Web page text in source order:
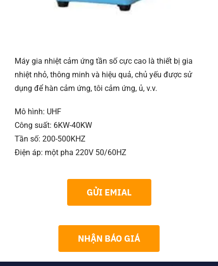
Máy gia nhiệt cảm ứng tần số cực cao là thiết bị gia
nhiệt nhỏ, thông minh và hiệu quả, chủ yếu được sử
dụng để hàn cảm ứng, tôi cảm ứng, ủ, v.v.
Mô hình: UHF
Công suất: 6KW-40KW
Tần số: 200-500KHZ
Điện áp: một pha 220V 50/60HZ
GỬI EMIAL
NHẬN BÁO GIÁ